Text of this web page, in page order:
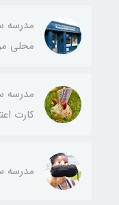
مدرسه
محلی
مدرسه
کارت
مدرسه